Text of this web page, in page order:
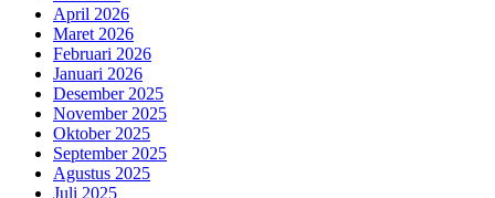
April 2026
Maret 2026
Februari 2026
Januari 2026
Desember 2025
November 2025
Oktober 2025
September 2025
Agustus 2025
Juli 2025